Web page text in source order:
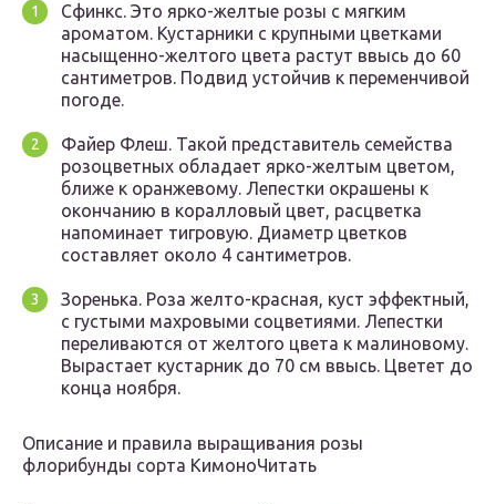
Сфинкс. Это ярко-желтые розы с мягким
ароматом. Кустарники с крупными цветками
насыщенно-желтого цвета растут ввысь до 60
сантиметров. Подвид устойчив к переменчивой
погоде.
Файер Флеш. Такой представитель семейства
розоцветных обладает ярко-желтым цветом,
ближе к оранжевому. Лепестки окрашены к
окончанию в коралловый цвет, расцветка
напоминает тигровую. Диаметр цветков
составляет около 4 сантиметров.
Зоренька. Роза желто-красная, куст эффектный,
с густыми махровыми соцветиями. Лепестки
переливаются от желтого цвета к малиновому.
Вырастает кустарник до 70 см ввысь. Цветет до
конца ноября.
Описание и правила выращивания розы
флорибунды сорта КимоноЧитать